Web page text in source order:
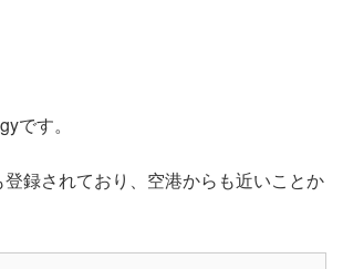
です。
録されており、空港からも近いことか